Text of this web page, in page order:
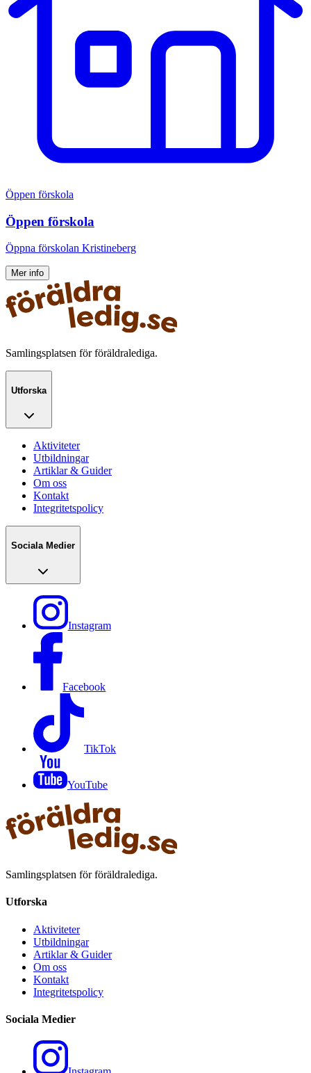
Öppen förskola
Öppen förskola
Öppna förskolan Kristineberg
Mer info
Samlingsplatsen för föräldralediga.
Utforska
Aktiviteter
Utbildningar
Artiklar & Guider
Om oss
Kontakt
Integritetspolicy
Sociala Medier
Instagram
Facebook
TikTok
YouTube
Samlingsplatsen för föräldralediga.
Utforska
Aktiviteter
Utbildningar
Artiklar & Guider
Om oss
Kontakt
Integritetspolicy
Sociala Medier